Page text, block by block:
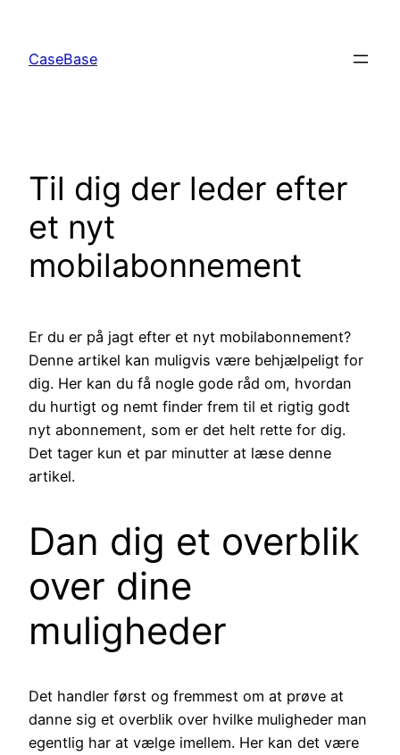
indhold
CaseBase
Til dig der leder efter
et nyt
mobilabonnement
Er du er på jagt efter et nyt mobilabonnement?
Denne artikel kan muligvis være behjælpeligt for
dig. Her kan du få nogle gode råd om, hvordan
du hurtigt og nemt finder frem til et rigtig godt
nyt abonnement, som er det helt rette for dig.
Det tager kun et par minutter at læse denne
artikel.
Dan dig et overblik
over dine
muligheder
Det handler først og fremmest om at prøve at
danne sig et overblik over hvilke muligheder man
egentlig har at vælge imellem. Her kan det være